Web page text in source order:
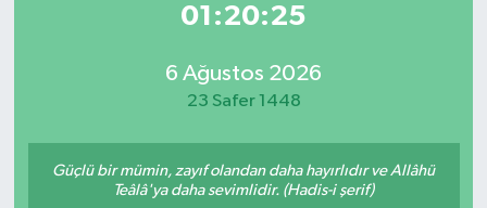
01:20:25
6 Ağustos 2026
23 Safer 1448
Güçlü bir mümin, zayıf olandan daha hayırlıdır ve Allâhü
Teâlâ'ya daha sevimlidir. (Hadis-i şerif)
Son Dakika Haberleri